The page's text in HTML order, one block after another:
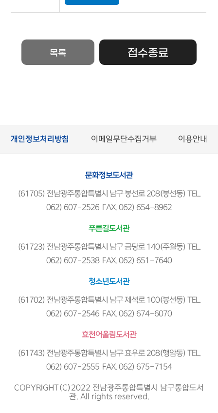
목록 접수종료
개인정보처리방침 이메일무단수집거부 이용안내
문화정보도서관
(61705) 전남광주통합특별시 남구 봉선로 208(봉선동) TEL.
062) 607-2526 FAX. 062) 654-8962
푸른길도서관
(61723) 전남광주통합특별시 남구 금당로 140(주월동) TEL.
062) 607-2538 FAX. 062) 651-7640
청소년도서관
(61702) 전남광주통합특별시 남구 제석로 100(봉선동) TEL.
062) 607-2546 FAX. 062) 674-6070
효천어울림도서관
(61743) 전남광주통합특별시 남구 효우로 208(행암동) TEL.
062) 607-2555 FAX. 062) 675-7154
COPYRIGHT(C)2022 전남광주통합특별시 남구통합도서
관. All rights reserved.